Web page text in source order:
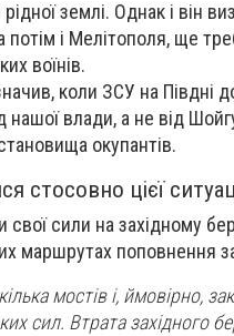
землі. Однак і він
і Мелітополя, ще
воїнів.
коли ЗСУ на Півдні
нашої влади, а не від
окупантів.
стосовно цієї
свої сили на західному
маршрутах поповнення
мостів і, ймовірно,
сил. Втрата західного